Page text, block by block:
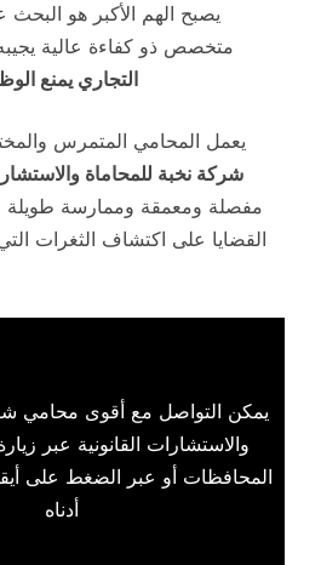
يصبح الهم الأكبر هو
متخصص ذو كفاءة عالية
التجاري يمنع
يعمل المحامي المتمرس
شركة نخبة للمحاماة
مفصلة ومعمقة وممارسة طويلة
القضايا على اكتشاف الثغرات
يمكن التواصل مع أقوى محامي
والاستشارات القانونية عبر
المحافظات أو عبر الضغط على
أدناه